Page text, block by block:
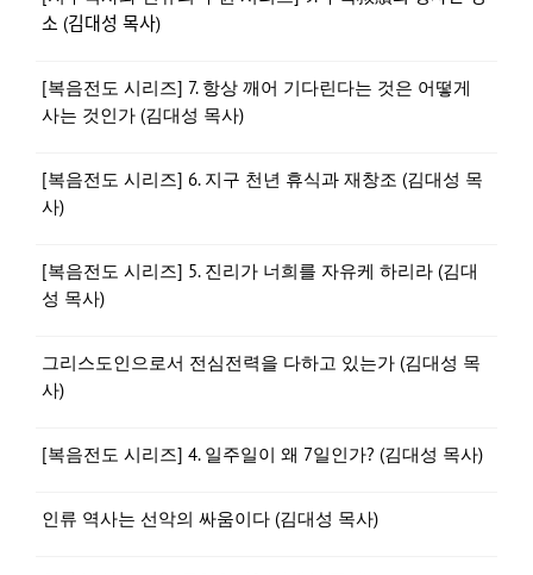
소 (김대성 목사)
[복음전도 시리즈] 7. 항상 깨어 기다린다는 것은 어떻게
사는 것인가 (김대성 목사)
[복음전도 시리즈] 6. 지구 천년 휴식과 재창조 (김대성 목
사)
[복음전도 시리즈] 5. 진리가 너희를 자유케 하리라 (김대
성 목사)
그리스도인으로서 전심전력을 다하고 있는가 (김대성 목
사)
[복음전도 시리즈] 4. 일주일이 왜 7일인가? (김대성 목사)
인류 역사는 선악의 싸움이다 (김대성 목사)